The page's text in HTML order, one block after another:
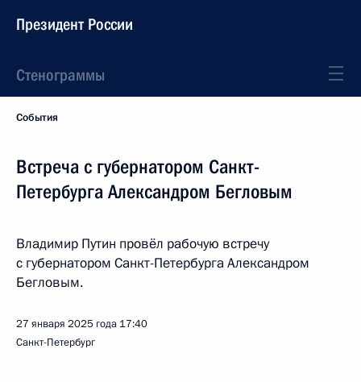
Президент России
Стенограммы
События
Встреча с губернатором Санкт-
Петербурга Александром Бегловым
Владимир Путин провёл рабочую встречу
с губернатором Санкт-Петербурга Александром
Бегловым.
27 января 2025 года 17:40
Санкт-Петербург